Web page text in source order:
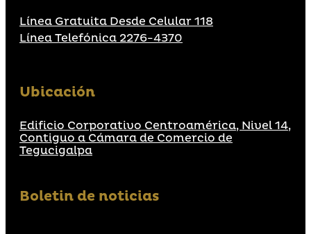
Línea Gratuita Desde Celular 118
Línea Telefónica 2276-4370
Ubicación
Edificio Corporativo Centroamérica, Nivel 14,
Contiguo a Cámara de Comercio de
Tegucigalpa
Boletin de noticias